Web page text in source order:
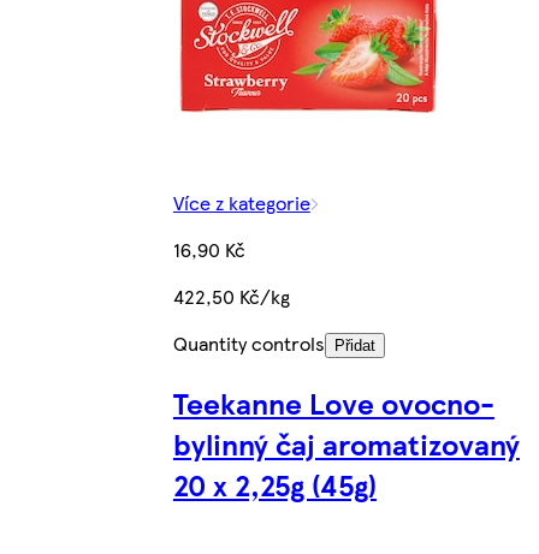
Více z kategorie
16,90 Kč
422,50 Kč/kg
Quantity controls
Přidat
Teekanne Love ovocno-
bylinný čaj aromatizovaný
20 x 2,25g (45g)